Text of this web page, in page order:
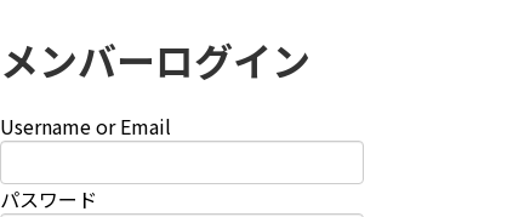
メンバーログイン
Username or Email
パスワード